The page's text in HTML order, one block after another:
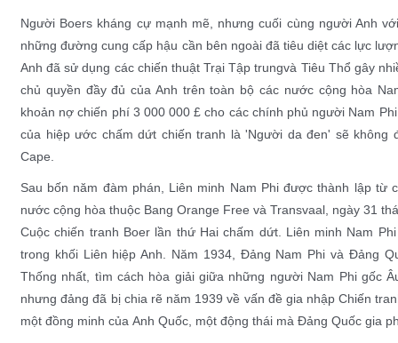
Người Boers kháng cự mạnh mẽ, nhưng cuối cùng người Anh
những đường cung cấp hậu cần bên ngoài đã tiêu diệt các lực
Anh đã sử dụng các chiến thuậtTrại Tập trungvà Tiêu Thổgây
chủ quyền đầy đủ của Anh trên toàn bộ các nước cộng hòa
khoản nợ chiến phí 3 000 000£ cho các chính phủ người Nam
của hiệp ước chấm dứt chiến tranh là 'Người da đen' sẽ không
Cape.
Sau bốn năm đàm phán, Liên minh Nam Phiđược thành lập từ
nước cộng hòa thuộc Bang Orange Free và Transvaal , ngày 31
Cuộc chiến tranh Boer lần thứ Hai chấm dứt. Liên minh Nam
trong khối Liên hiệp Anh . Năm 1934, Đảng Nam Phi và Đảng
Thống nhất , tìm cách hòa giải giữa những người Nam Phi gốc
nhưng đảng đã bị chia rẽ năm 1939 về vấn đề gia nhậpChiến
một đồng minh của Anh Quốc , một động thái mà Đảng Quốc gia